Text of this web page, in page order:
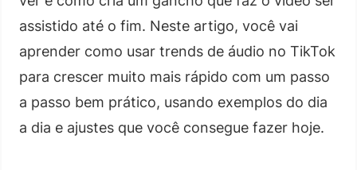
assistido até o fim. Neste artigo, você vai
aprender como usar trends de áudio no TikTok
para crescer muito mais rápido com um passo
a passo bem prático, usando exemplos do dia
a dia e ajustes que você consegue fazer hoje.